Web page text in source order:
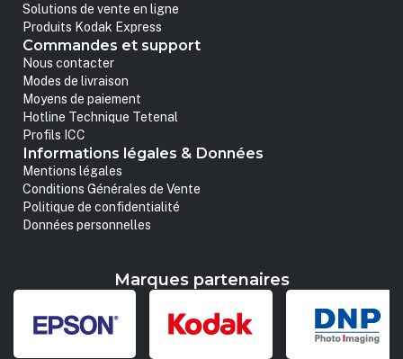
Solutions de vente en ligne
Produits Kodak Express
Commandes et support
Nous contacter
Modes de livraison
Moyens de paiement
Hotline Technique Tetenal
Profils ICC
Informations légales & Données
Mentions légales
Conditions Générales de Vente
Politique de confidentialité
Données personnelles
Marques partenaires